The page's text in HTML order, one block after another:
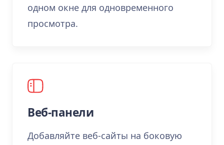
одном окне для одновременного
просмотра.
Веб-панели
Добавляйте веб-сайты на боковую